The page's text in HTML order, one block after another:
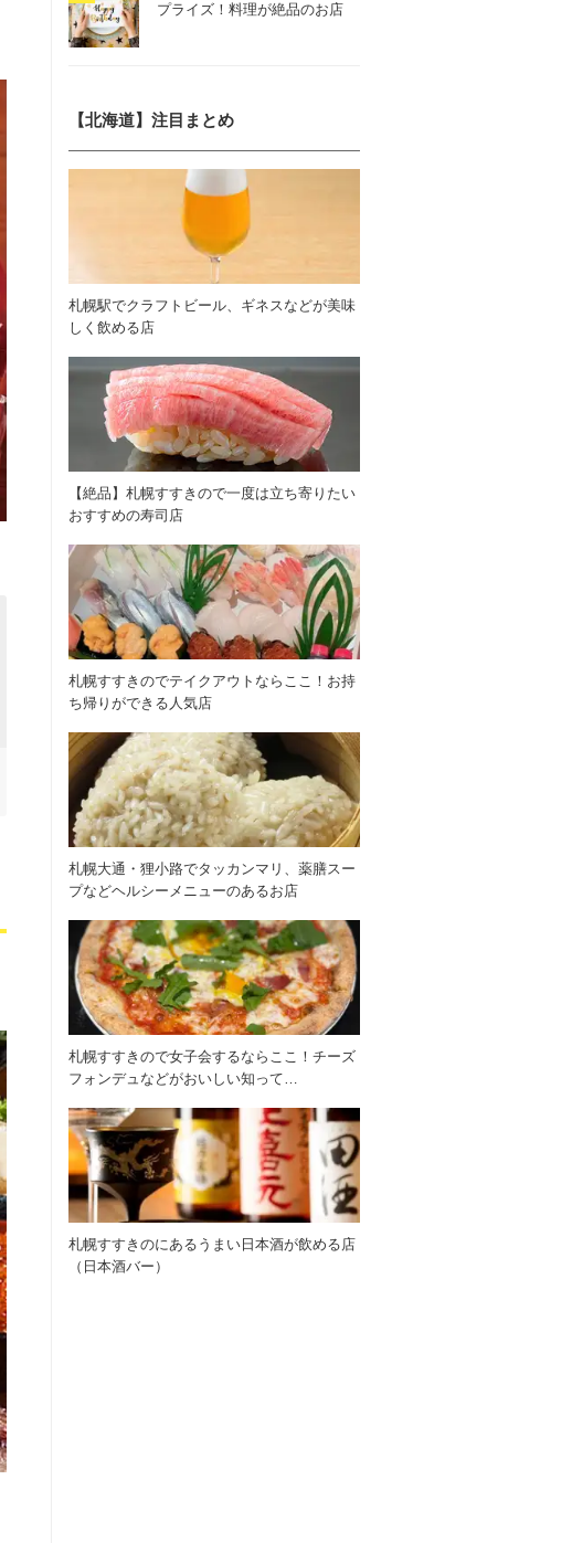
プライズ！料理が絶品のお店
【北海道】注目まとめ
札幌駅でクラフトビール、ギネスなどが美味
しく飲める店
【絶品】札幌すすきので一度は立ち寄りたい
おすすめの寿司店
札幌すすきのでテイクアウトならここ！お持
ち帰りができる人気店
札幌大通・狸小路でタッカンマリ、薬膳スー
プなどヘルシーメニューのあるお店
札幌すすきので女子会するならここ！チーズ
フォンデュなどがおいしい知って…
札幌すすきのにあるうまい日本酒が飲める店
（日本酒バー）